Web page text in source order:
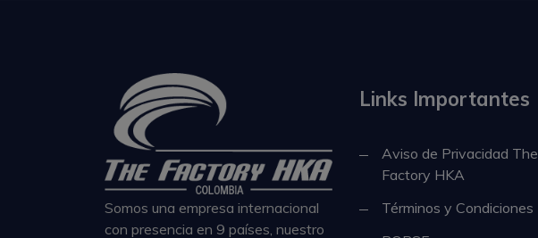
Somos una empresa internacional
con presencia en 9 países, nuestro
Links Importantes
Aviso de Privacidad The
Factory HKA
Términos y Condiciones